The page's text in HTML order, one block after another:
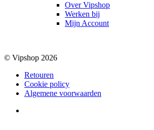
Over Vipshop
Werken bij
Mijn Account
© Vipshop 2026
Retouren
Cookie policy
Algemene voorwaarden